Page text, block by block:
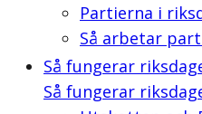
Partierna i
Så arbetar
Så fungerar
Så fungerar